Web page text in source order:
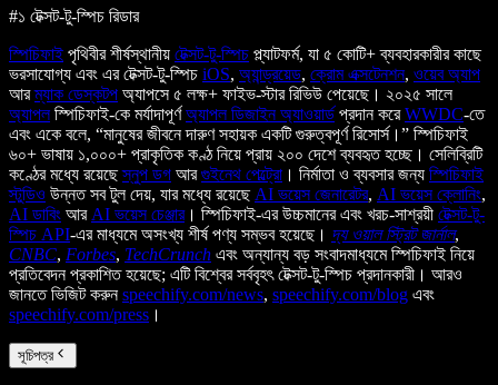
#১ টেক্সট-টু-স্পিচ রিডার
স্পিচিফাই পৃথিবীর শীর্ষস্থানীয় টেক্সট-টু-স্পিচ প্ল্যাটফর্ম, যা ৫ কোটি+ ব্যবহারকারীর কাছে
ভরসাযোগ্য এবং এর টেক্সট-টু-স্পিচ iOS, অ্যান্ড্রয়েড, ক্রোম এক্সটেনশন, ওয়েব অ্যাপ
আরম্যাক ডেস্কটপ অ্যাপসে ৫ লক্ষ+ ফাইভ-স্টার রিভিউ পেয়েছে। ২০২৫ সালে
অ্যাপলস্পিচিফাই-কে মর্যাদাপূর্ণঅ্যাপল ডিজাইন অ্যাওয়ার্ড প্রদান করেWWDC-তে
এবং একে বলে, “মানুষের জীবনে দারুণ সহায়ক একটি গুরুত্বপূর্ণ রিসোর্স।” স্পিচিফাই
৬০+ ভাষায় ১,০০০+ প্রাকৃতিক কণ্ঠ নিয়ে প্রায় ২০০ দেশে ব্যবহৃত হচ্ছে। সেলিব্রিটি
কণ্ঠের মধ্যে রয়েছেস্নুপ ডগ আরগুইনেথ পেল্ট্রো । নির্মাতা ও ব্যবসার জন্য স্পিচিফাই
স্টুডিও উন্নত সব টুল দেয়, যার মধ্যে রয়েছে AI ভয়েস জেনারেটর, AI ভয়েস ক্লোনিং,
AI ডাবিং আর AI ভয়েস চেঞ্জার। স্পিচিফাই-এর উচ্চমানের এবং খরচ-সাশ্রয়ী টেক্সট-টু-
স্পিচ API-এর মাধ্যমে অসংখ্য শীর্ষ পণ্য সম্ভব হয়েছে। দ্য ওয়াল স্ট্রিট জার্নাল,
CNBC, Forbes, TechCrunch এবং অন্যান্য বড় সংবাদমাধ্যমে স্পিচিফাই নিয়ে
প্রতিবেদন প্রকাশিত হয়েছে; এটি বিশ্বের সর্ববৃহৎ টেক্সট-টু-স্পিচ প্রদানকারী। আরও
জানতে ভিজিট করুনspeechify.com/news, speechify.com/blog এবং
speechify.com/press ।
সূচিপত্র